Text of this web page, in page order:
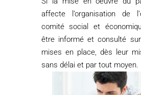
affecte l’organisation de
comité social et
être informé et consulté
mises en place, dès leur
sans délai et par tout moyen.